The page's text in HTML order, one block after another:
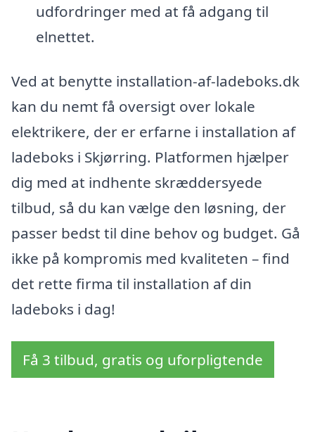
udfordringer med at få adgang til
elnettet.
Ved at benytte installation-af-ladeboks.dk
kan du nemt få oversigt over lokale
elektrikere, der er erfarne i installation af
ladeboks i Skjørring. Platformen hjælper
dig med at indhente skræddersyede
tilbud, så du kan vælge den løsning, der
passer bedst til dine behov og budget. Gå
ikke på kompromis med kvaliteten – find
det rette firma til installation af din
ladeboks i dag!
Få 3 tilbud, gratis og uforpligtende